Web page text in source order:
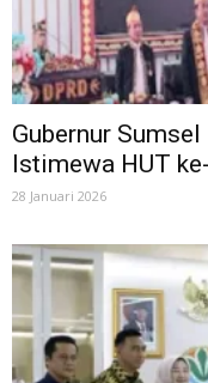
Gubernur
Istimewa HUT
28 Januari 2026